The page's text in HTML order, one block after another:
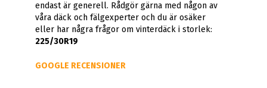
endast är generell. Rådgör gärna med någon av
våra däck och fälgexperter och du är osäker
eller har några frågor om vinterdäck i storlek:
225/30R19
GOOGLE RECENSIONER